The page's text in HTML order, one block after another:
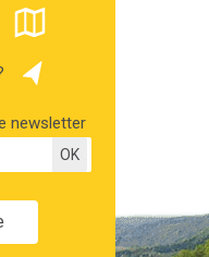
newsletter